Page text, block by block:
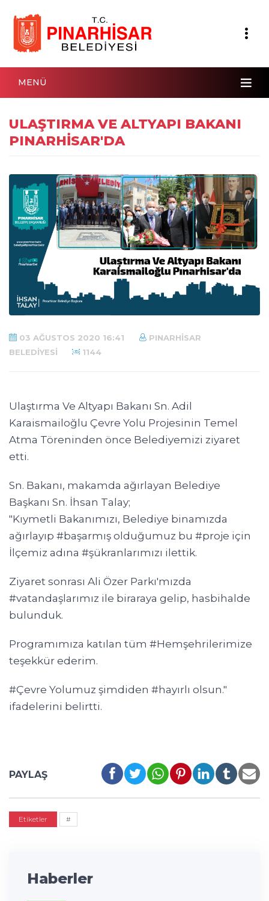
MENÜ
ULAŞTIRMA VE ALTYAPI BAKANI
PINARHİSAR'DA
03 AĞUSTOS 2020 16:41
PINARHISAR
BELEDIYESI
1144
Ulaştırma Ve Altyapı Bakanı Sn. Adil
Karaismailoğlu Çevre Yolu Projesinin Temel
Atma Töreninden önce Belediyemizi ziyaret
etti.
Sn. Bakanı, makamda ağırlayan Belediye
Başkanı Sn. İhsan Talay;
"Kıymetli Bakanımızı, Belediye binamızda
ağırlayıp #başarmış olduğumuz bu #proje için
İlçemiz adına #şükranlarımızı ilettik.
Ziyaret sonrası Ali Özer Parkı'mızda
#vatandaşlarımız ile biraraya gelip, hasbihalde
bulunduk.
Programımıza katılan tüm #Hemşehrilerimize
teşekkür ederim.
#Çevre Yolumuz şimdiden #hayırlı olsun."
ifadelerini belirtti.
PAYLAŞ
Etiketler #
Haberler